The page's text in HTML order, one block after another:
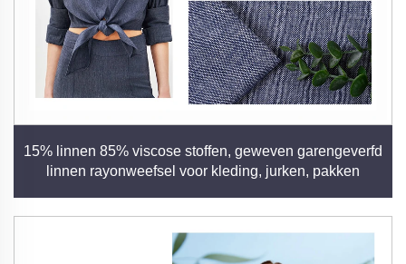
15% linnen 85% viscose stoffen, geweven garengeverfd
linnen rayonweefsel voor kleding, jurken, pakken